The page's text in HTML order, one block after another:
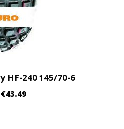
HF-240 145/70-6
€43.49